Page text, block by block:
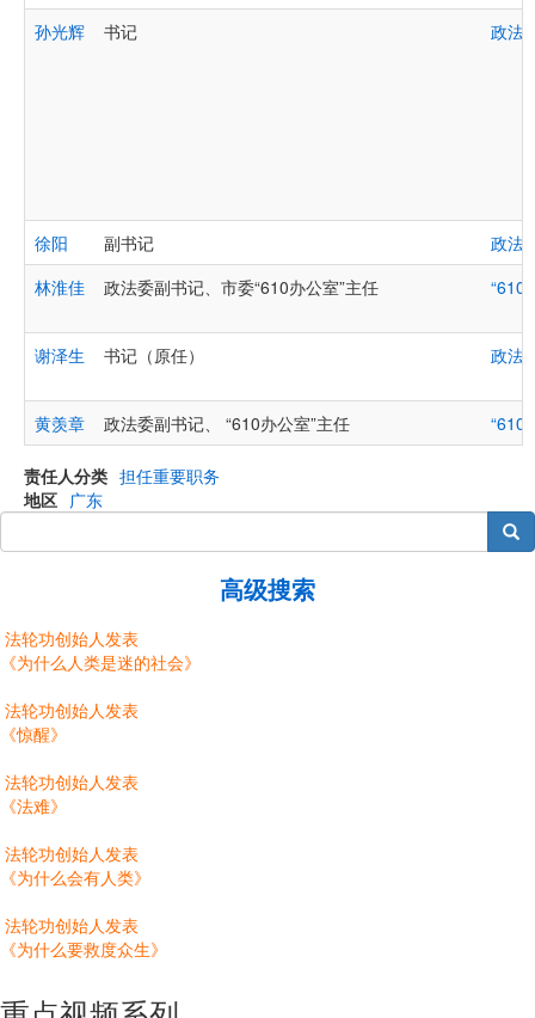
孙光辉 书记 政法
徐阳 副书记
政法
林淮佳
政法委副书记、市委“610办公室”主任
谢泽生 书记（原任） 政法
黄羡章 政法委副书记、 “610办公室”主任
责任人分类 担任重要职务
地区 广东
搜索
高级搜索
法轮功创始人发表
《为什么人类是迷的社会》
法轮功创始人发表
《惊醒》
法轮功创始人发表
《法难》
法轮功创始人发表
《为什么会有人类》
法轮功创始人发表
《为什么要救度众生》